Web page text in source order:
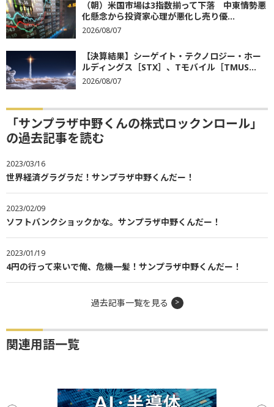
（朝）米国市場は3指数揃って下落 中東情勢悪
化懸念から投資家心理が悪化し売り優...
2026/08/07
【決算結果】シーゲイト・テクノロジー・ホー
ルディングス［STX］、Tモバイル［TMUS...
2026/08/07
「サンプラザ中野くんの株式ロックンロール」
の過去記事を読む
2023/03/16
世界経済グラグラだ！サンプラザ中野くんだー！
2023/02/09
ソフトバンクショックかな。サンプラザ中野くんだー！
2023/01/19
4円の行って来いで俺、危機一髪！サンプラザ中野くんだー！
過去記事一覧を見る
関連用語一覧